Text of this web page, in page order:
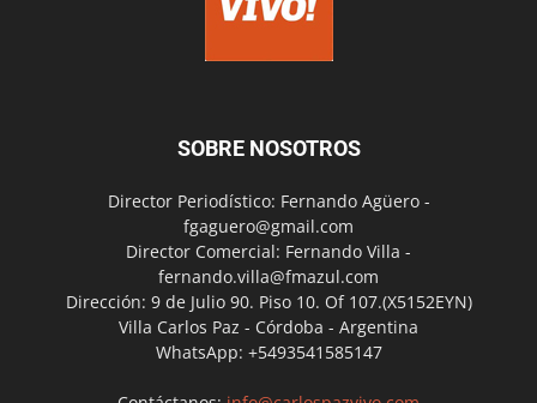
SOBRE NOSOTROS
Director Periodístico: Fernando Agüero -
fgaguero@gmail.com
Director Comercial: Fernando Villa -
fernando.villa@fmazul.com
Dirección: 9 de Julio 90. Piso 10. Of 107.(X5152EYN)
Villa Carlos Paz - Córdoba - Argentina
WhatsApp: +5493541585147